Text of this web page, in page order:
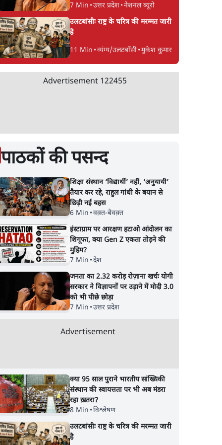
हुई
शर्मा हत्याकांड में पूर्व AAP
पार्षद ताहिर हुसैन को उम्रकैद
फेल होगी?
7 Min •उत्तर प्रदेश•नेशनल ब्यूरो
उलटबांसीः राष्ट्र के चरित्र की मरम्मत जारी
है
11 Min •व्यंग्य/उलटबाँसी•मुकेश कुमार
Advertisement 122455
पाठकों की पसन्द
शिक्षा संस्थान ‘विद्यार्थी’ नहीं, ‘अनुयायी’
तैयार कर रहे, राहुल गांधी के बयान से
छिड़ी नई बहस
6 Min •वक़्त-बेवक़्त
इंस्टाग्राम पर आरक्षण हटाओ आंदोलन का
शिगूफा, क्या Gen Z एकता तोड़ने की
मुहिम?
7 Min •देश
जनता का 2.32 करोड़ रोज़ाना खर्चः योगी
सरकार ने विज्ञापनों पर उड़ाने में मोदी 3.0
को भी पीछे छोड़ा
7 Min •उत्तर प्रदेश
Advertisement
क्या 95 साल पुराने भारतीय सांख्यिकी
संस्थान की स्वायत्तता पर भी अब मंडरा
रहा ख़तरा?
8 Min •विश्लेषण
उलटबांसीः राष्ट्र के चरित्र की मरम्मत जारी
है